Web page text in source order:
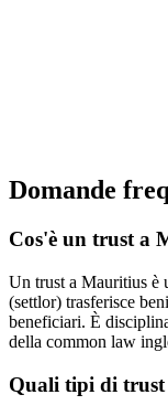
Domande
Cos'è un trust a
Un trust a Mauritius è
(settlor) trasferisce
beneficiari. È
della common law
Quali tipi di trust